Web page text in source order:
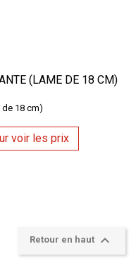
(LAME DE 18 CM)
18 cm)
voir les prix
Retour en haut 